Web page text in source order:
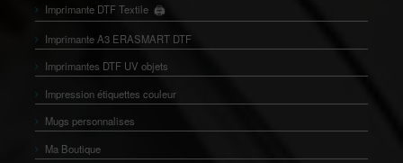
Imprimante DTF Textile 🖨️
👕
Imprimante A3 ERASMART DTF
Imprimantes DTF UV objets
Impression étiquettes couleur
Mugs personnalises
Ma Boutique